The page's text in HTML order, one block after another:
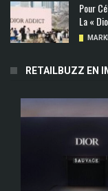
Pour
La «
RETAILBUZZ EN